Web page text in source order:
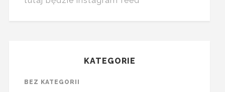
KATEGORIE
BEZ KATEGORII